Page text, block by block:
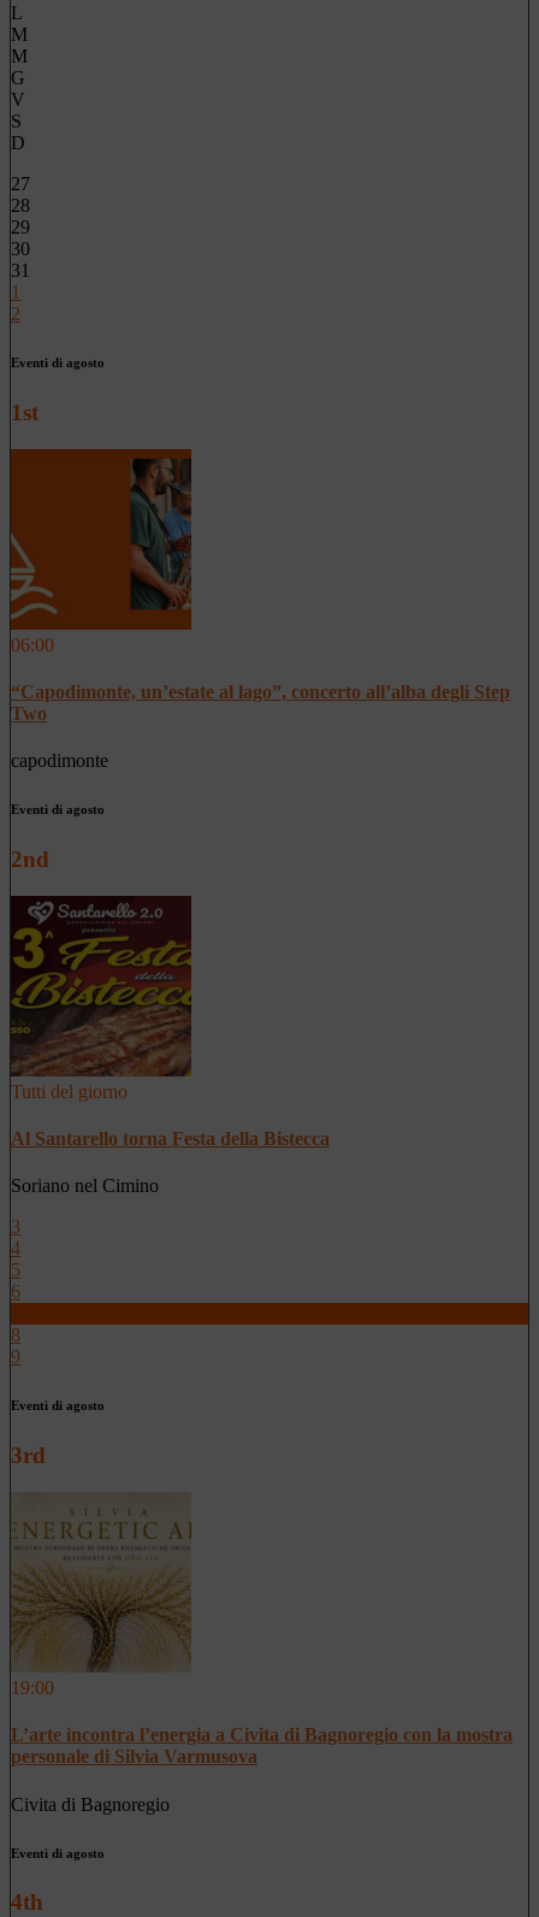
L
M
M
G
V
S
D
27
28
29
30
31
1
2
Eventi di agosto
1st
06:00
“Capodimonte, un’estate al lago”, concerto all’alba degli Step
Two
capodimonte
Eventi di agosto
2nd
Tutti del giorno
Al Santarello torna Festa della Bistecca
Soriano nel Cimino
3
4
5
6
8
9
Eventi di agosto
3rd
19:00
L’arte incontra l’energia a Civita di Bagnoregio con la mostra
personale di Silvia Varmusova
Civita di Bagnoregio
Eventi di agosto
4th